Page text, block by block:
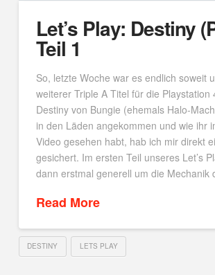
Let’s Play: Destiny
Teil 1
So, letzte Woche war es endlich soweit
weiterer Triple A Titel für die Playstation
Destiny von Bungie (ehemals Halo-
in den Läden angekommen und wie ihr
Video gesehen habt, hab ich mir direkt
gesichert. Im ersten Teil unseres Let’s
dann erstmal generell um die
Read More
DESTINY LETS PLAY